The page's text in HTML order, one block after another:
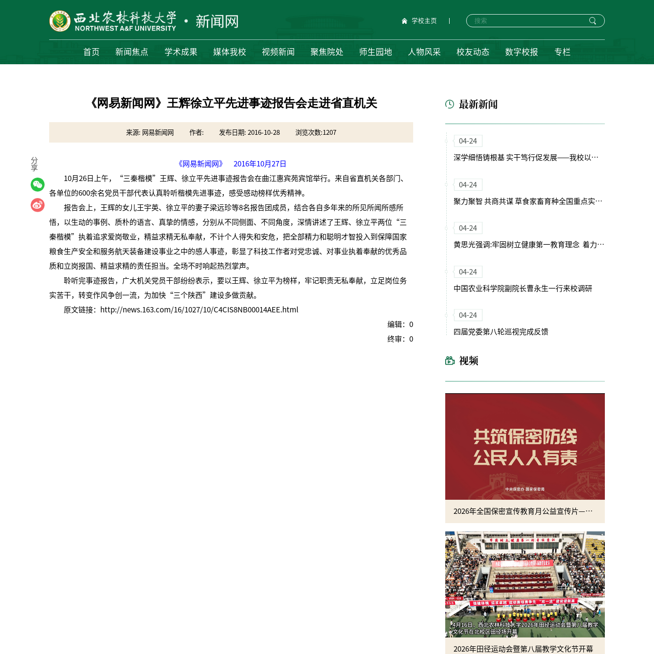
学校主页
首页 新闻焦点 学术成果 媒体我校 视频新闻 聚焦院处 师生园地 人物风采 校友动态 数字校报 专栏
《网易新闻网》王辉徐立平先进事迹报告会走进省直机关
来源: 网易新闻网 作者: 发布日期: 2016-10-28 浏览次数:1207
《网易新闻网》 2016年10月27日
10月26日上午，“三秦楷模”王辉、徐立平先进事迹报告会在曲江惠宾苑宾馆举行。来自省直机关各部门、
各单位的600余名党员干部代表认真聆听楷模先进事迹，感受感动榜样优秀精神。
报告会上，王辉的女儿王宇英、徐立平的妻子梁远珍等8名报告团成员，结合各自多年来的所见所闻所感所
悟，以生动的事例、质朴的语言、真挚的情感，分别从不同侧面、不同角度，深情讲述了王辉、徐立平两位“三
秦楷模”执着追求爱岗敬业，精益求精无私奉献，不计个人得失和安危，把全部精力和聪明才智投入到保障国家
粮食生产安全和服务航天装备建设事业之中的感人事迹，彰显了科技工作者对党忠诚、对事业执着奉献的优秀品
质和立岗报国、精益求精的责任担当。全场不时响起热烈掌声。
聆听完事迹报告，广大机关党员干部纷纷表示，要以王辉、徐立平为榜样，牢记职责无私奉献，立足岗位务
实苦干，转变作风争创一流，为加快“三个陕西”建设多做贡献。
原文链接：
http://news.163.com/16/1027/10/C4CIS8NB00014AEE.html
编辑：0
终审：0
分
享
最新新闻
04-24
深学细悟铸根基 实干笃行促发展——我校以正确政绩观引领“十五五”开局新征程
04-24
聚力聚智 共商共谋 草食家畜育种全国重点实验室（筹）学术委员会会议召开
04-24
黄思光强调:牢固树立健康第一教育理念 着力培养德智体美劳全面发展的卓越农林人才
04-24
中国农业科学院副院长曹永生一行来校调研
04-24
四届党委第八轮巡视完成反馈
视频
2026年全国保密宣传教育月公益宣传片—方寸之间
2026年田径运动会暨第八届教学文化节开幕